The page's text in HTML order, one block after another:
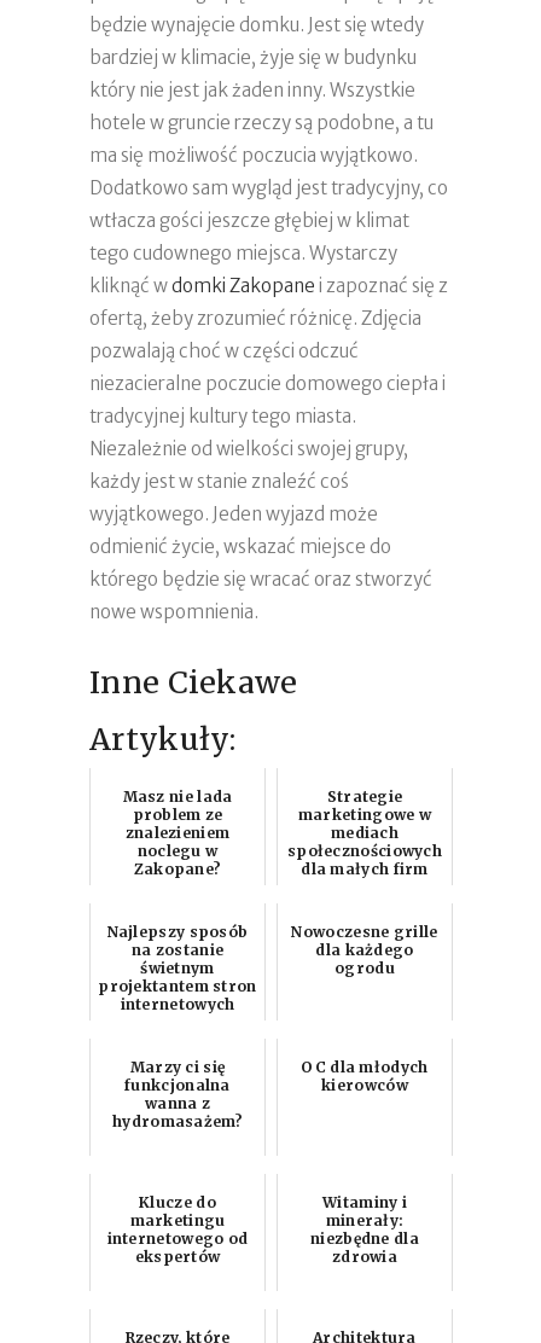
będzie wynajęcie domku. Jest się wtedy
bardziej w klimacie, żyje się w budynku
który nie jest jak żaden inny. Wszystkie
hotele w gruncie rzeczy są podobne, a tu
ma się możliwość poczucia wyjątkowo.
Dodatkowo sam wygląd jest tradycyjny, co
wtłacza gości jeszcze głębiej w klimat
tego cudownego miejsca. Wystarczy
kliknąć wdomki Zakopane i zapoznać się z
ofertą, żeby zrozumieć różnicę. Zdjęcia
pozwalają choć w części odczuć
niezacieralne poczucie domowego ciepła i
tradycyjnej kultury tego miasta.
Niezależnie od wielkości swojej grupy,
każdy jest w stanie znaleźć coś
wyjątkowego. Jeden wyjazd może
odmienić życie, wskazać miejsce do
którego będzie się wracać oraz stworzyć
nowe wspomnienia.
Inne Ciekawe
Artykuły:
Masz nie lada
problem ze
znalezieniem
noclegu w
Zakopane?
Strategie
marketingowe w
mediach
społecznościowych
dla małych firm
Najlepszy sposób
na zostanie
świetnym
projektantem stron
internetowych
Nowoczesne grille
dla każdego
ogrodu
Marzy ci się
funkcjonalna
wanna z
hydromasażem?
OC dla młodych
kierowców
Klucze do
marketingu
internetowego od
ekspertów
Witaminy i
minerały:
niezbędne dla
zdrowia
Rzeczy, które
Architektura